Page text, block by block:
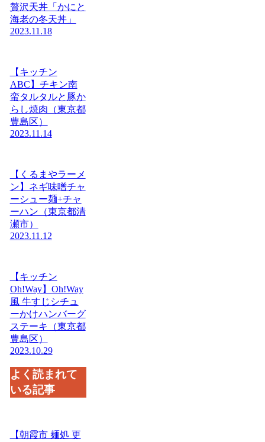
贅沢天丼「かにと
海老の冬天丼」
2023.11.18
【キッチン
ABC】チキン南
蛮タルタルと豚か
らし焼肉（東京都
豊島区）
2023.11.14
【くるまやラーメ
ン】ネギ味噌チャ
ーシュー麺+チャ
ーハン（東京都清
瀬市）
2023.11.12
【キッチン
Oh!Way】Oh!Way
風 牛すじシチュ
ーかけハンバーグ
ステーキ（東京都
豊島区）
2023.10.29
よく読まれて
いる記事
【朝霞市 麺処 更